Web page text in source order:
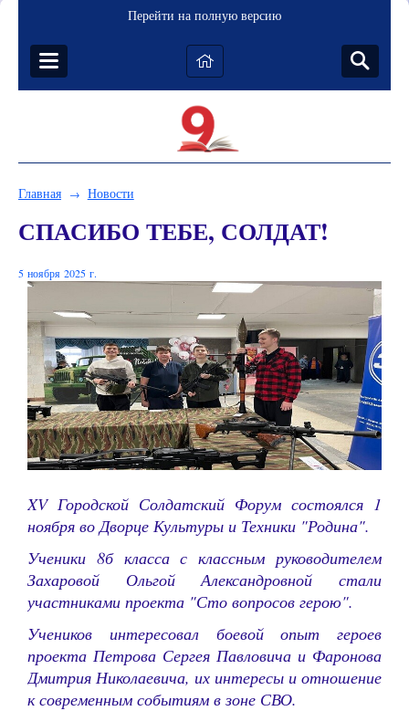
Перейти на полную версию
Главная → Новости
СПАСИБО ТЕБЕ, СОЛДАТ!
5 ноября 2025 г.
XV Городской Солдатский Форум состоялся 1
ноября во Дворце Культуры и Техники "Родина".
Ученики 8б класса с классным руководителем
Захаровой Ольгой Александровной стали
участниками проекта "Сто вопросов герою".
Учеников интересовал боевой опыт героев
проекта Петрова Сергея Павловича и Фаронова
Дмитрия Николаевича, их интересы и отношение
к современным событиям в зоне СВО.